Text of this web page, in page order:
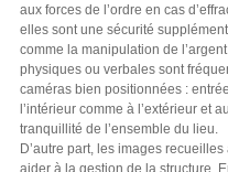
aux forces de l’ordre en cas
elles sont une sécurité
comme la manipulation de
physiques ou verbales sont
caméras bien positionnées :
l’intérieur comme à l’extérieur et
tranquillité de l’ensemble du lieu.
D’autre part, les images
aider à la gestion de la structure.